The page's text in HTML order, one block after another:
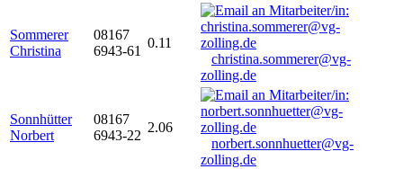
Sommerer
Christina
08167
6943-61
0.11
christina.sommerer@vg-
zolling.de
Sonnhütter
Norbert
08167
6943-22
2.06
norbert.sonnhuetter@vg-
zolling.de